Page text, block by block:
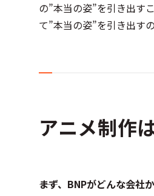
の”本当の姿”を引き出す
て”本当の姿”を引き出す
アニメ制作
――まず、BNPがどんな会